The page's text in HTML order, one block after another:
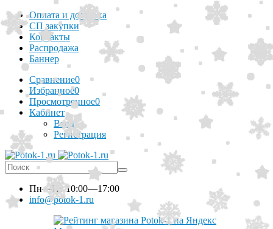
Оплата и доставка
СП закупки
Контакты
Распродажа
Баннер
Сравнение0
Избранное0
Просмотренное0
Кабинет
Вход
Регистрация
Пн—Пт10:00—17:00
info@potok-1.ru